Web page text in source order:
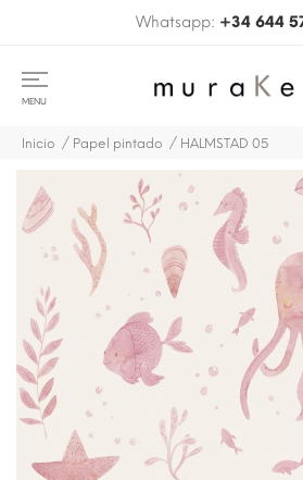
Whatsapp: +34 644
MENU
Inicio Papel pintado HALMSTAD 05